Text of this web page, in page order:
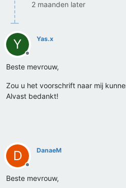
2 maanden later
Y
Offline
Yas.x
Beste mevrouw,
Zou u het voorschrift naar mij
Alvast bedankt!
D
Offline
DanaeM
Beste mevrouw,